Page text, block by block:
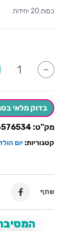
כמות:20 יחידות.
-
של
יחידות
בדוק מלאי
מק"ט:
קטגוריות: יום
שתף